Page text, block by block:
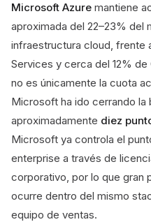
Microsoft Azure mantiene
aproximada del 22–23% del
infraestructura cloud, frente
Services y cerca del 12%
no es únicamente la cuota
Microsoft ha ido cerrando
aproximadamente diez
Microsoft ya controla el
enterprise a través de
corporativo, por lo que gran
ocurre dentro del mismo
equipo de ventas.